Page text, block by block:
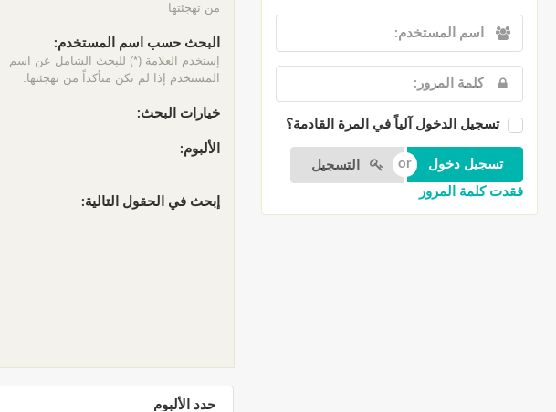
تسجيل الدخول آلياً في المرة القادمة؟
التسجيل
فقدت كلمة المرور
من تهجئتها
البحث حسب اسم المستخدم:
إستخدم العلامة (*) للبحث الشامل عن اسم
المستخدم إذا لم تكن متأكداً من تهجئتها.
خيارات البحث:
الألبوم:
إبحث في الحقول التالية: